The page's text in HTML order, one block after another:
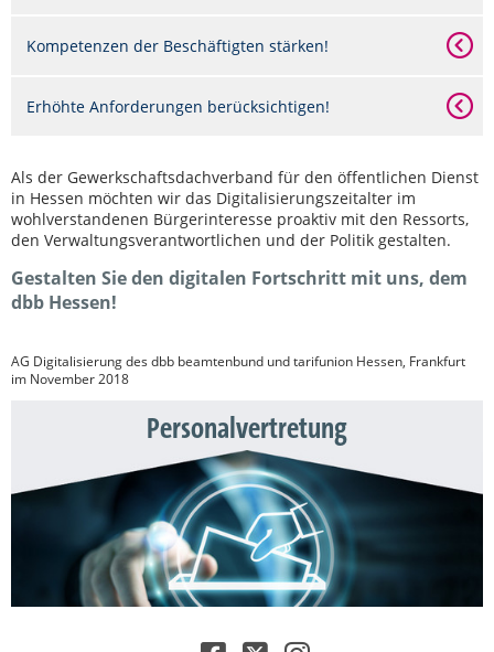
Kompetenzen der Beschäftigten stärken!
Erhöhte Anforderungen berücksichtigen!
Als der Gewerkschaftsdachverband für den öffentlichen Dienst
in Hessen möchten wir das Digitalisierungszeitalter im
wohlverstandenen Bürgerinteresse proaktiv mit den Ressorts,
den Verwaltungsverantwortlichen und der Politik gestalten.
Gestalten Sie den digitalen Fortschritt mit uns, dem
dbb Hessen!
AG Digitalisierung des dbb beamtenbund und tarifunion Hessen, Frankfurt
im November 2018
Personalvertretung